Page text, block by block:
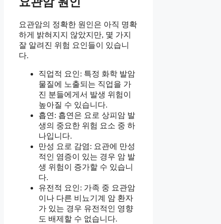
요관암의 정확한 원인은 아직 명확
하게 밝혀지지 않았지만, 몇 가지
잘 알려진 위험 요인들이 있습니
다.
직업적 요인: 특정 화학 발암
물질에 노출되는 직업을 가
진 분들에게서 발생 위험이
높아질 수 있습니다.
흡연: 흡연은 요로 상피암 발
생의 중요한 위험 요소 중 하
나입니다.
만성 요로 감염: 요관에 만성
적인 염증이 있는 경우 암 발
생 위험이 증가할 수 있습니
다.
유전적 요인: 가족 중 요관암
이나 다른 비뇨기계 암 환자
가 있는 경우 유전적인 영향
도 배제할 수 없습니다.